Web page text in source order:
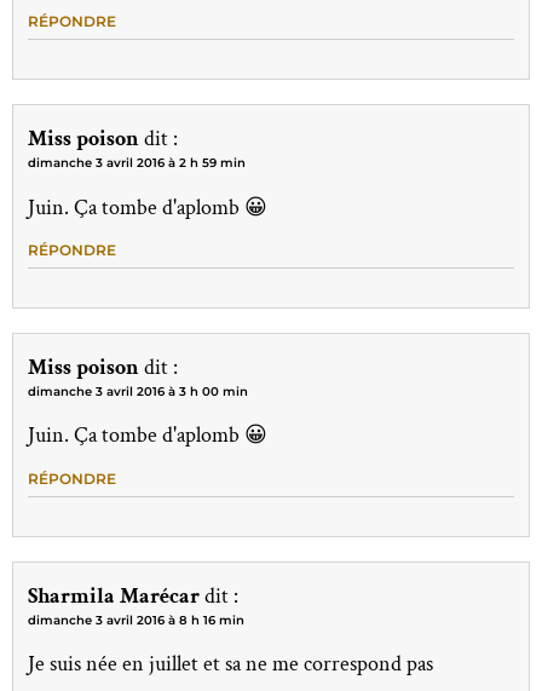
RÉPONDRE
Miss poisondit :
dimanche 3 avril 2016 à 2 h 59 min
Juin. Ça tombe d'aplomb 😀
RÉPONDRE
Miss poisondit :
dimanche 3 avril 2016 à 3 h 00 min
Juin. Ça tombe d'aplomb 😀
RÉPONDRE
Sharmila Marécardit :
dimanche 3 avril 2016 à 8 h 16 min
Je suis née en juillet et sa ne me correspond pas